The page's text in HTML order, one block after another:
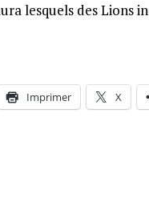
lesquels des Lions
Imprimer X